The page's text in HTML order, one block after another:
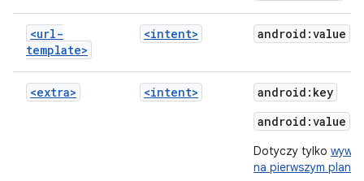
<url-
template>
<intent> android:value
<extra> <intent>
android:key
android:value
Dotyczy tylko
na pierwszym planie